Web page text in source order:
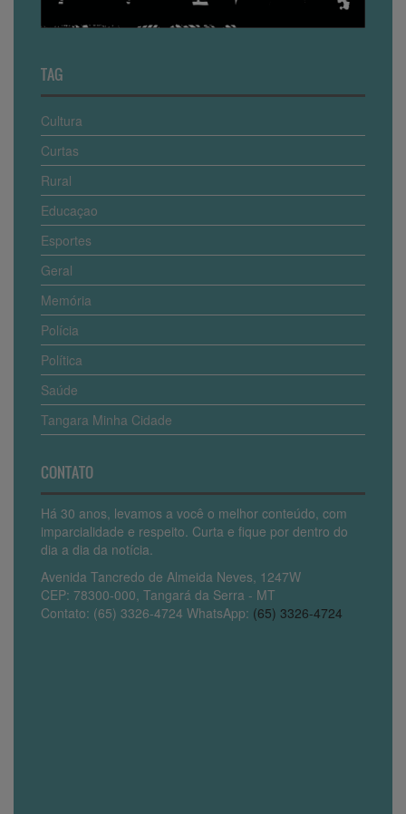
TAG
Cultura
Curtas
Rural
Educaçao
Esportes
Geral
Memória
Polícia
Política
Saúde
Tangara Minha Cidade
CONTATO
Há 30 anos, levamos a você o melhor conteúdo, com
imparcialidade e respeito. Curta e fique por dentro do
dia a dia da notícia.
Avenida Tancredo de Almeida Neves, 1247W
CEP: 78300-000, Tangará da Serra - MT
Contato: (65) 3326-4724 WhatsApp: (65) 3326-4724